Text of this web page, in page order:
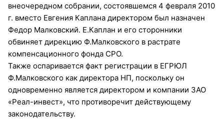
внеочередном собрании, состоявшемся 4 февраля 2010
г. вместо Евгения Каплана директором был назначен
Федор Малковский. Е.Каплан и его сторонники
обвиняет дирекцию Ф.Малковского в растрате
компенсационного фонда СРО.
Также оспаривается факт регистрации в ЕГРЮЛ
Ф.Малковского как директора НП, поскольку он
одновременно является директором и компании ЗАО
«Реал-инвест», что противоречит действующему
законодательству.